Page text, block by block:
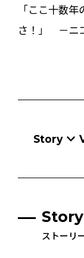
「ここ十数
さ！」 －ニ
Story
Story
ストーリ